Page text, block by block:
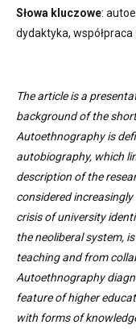
Słowa kluczowe:
dydaktyka,
The article is a
background of the
Autoethnography is
autobiography, which
description of the
considered
crisis of university
the neoliberal system,
teaching and from
Autoethnography
feature of higher
with forms of